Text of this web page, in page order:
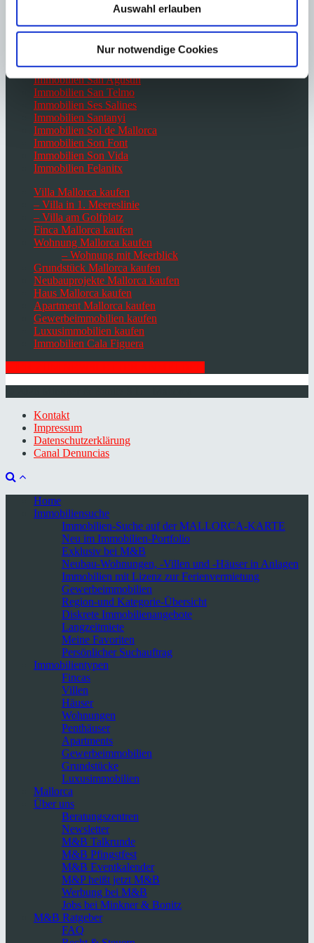
Auswahl erlauben
Nur notwendige Cookies
Immobilien Paguera
Immobilien Palma de Mallorca
Immobilien Portals Nous
Immobilien Santa Ponsa
Immobilien San Agustin
Immobilien San Telmo
Immobilien Ses Salines
Immobilien Santanyi
Immobilien Sol de Mallorca
Immobilien Son Font
Immobilien Son Vida
Immobilien Felanitx
Villa Mallorca kaufen
– Villa in 1. Meereslinie
– Villa am Golfplatz
Finca Mallorca kaufen
Wohnung Mallorca kaufen
– Wohnung mit Meerblick
Grundstück Mallorca kaufen
Neubauprojekte Mallorca kaufen
Haus Mallorca kaufen
Apartment Mallorca kaufen
Gewerbeimmobilien kaufen
Luxusimmobilien kaufen
Immobilien Cala Figuera
Kontakt
Impressum
Datenschutzerklärung
Canal Denuncias
Home
Immobiliensuche
Immobilien-Suche auf der MALLORCA-KARTE
Neu im Immobilien-Portfolio
Exklusiv bei M&B
Neubau-Wohnungen, -Villen und -Häuser in Anlagen
Immobilien mit Lizenz zur Ferienvermietung
Gewerbeimmobilien
Region-und Kategorie-Übersicht
Diskrete Immobilienangebote
Langzeitmiete
Meine Favoriten
Persönlicher Suchauftrag
Immobilientypen
Fincas
Villen
Häuser
Wohnungen
Penthäuser
Apartments
Gewerbeimmobilien
Grundstücke
Luxusimmobilien
Mallorca
Über uns
Beratungszentren
Newsletter
M&B Talkrunde
M&B Pfingstfest
M&B Eventkalender
M&P heißt jetzt M&B
Werbung bei M&B
Jobs bei Minkner & Bonitz
M&B Ratgeber
FAQ